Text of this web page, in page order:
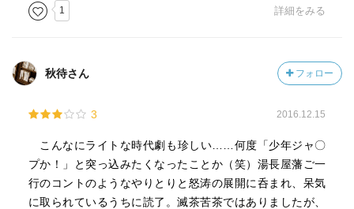
1 詳細をみる
秋待さん フォロー
3 2016.12.15
こんなにライトな時代劇も珍しい……何度「少年ジャ〇
プか！」と突っ込みたくなったことか（笑）湯長屋藩ご一
行のコントのようなやりとりと怒涛の展開に呑まれ、呆気
に取られているうちに読了。滅茶苦茶ではありましたが、